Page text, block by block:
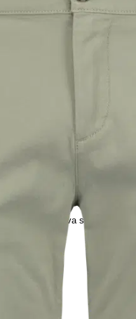
Avaa tuotekuva suurennettuna